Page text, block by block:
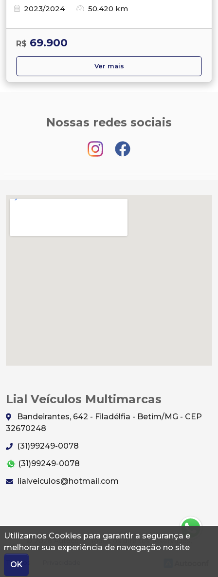
Utilizamos Cookies para garantir a segurança e
melhorar sua experiência de navegação no site
OK
2023/2024
50.420 km
R$ 69.900
Ver mais
Nossas redes sociais
Lial Veículos Multimarcas
Bandeirantes, 642 - Filadélfia - Betim/MG - CEP
32670248
(31)99249-0078
(31)99249-0078
lialveiculos@hotmail.com
© 2026 Autoconf. Todos os direitos reservados.
Termos